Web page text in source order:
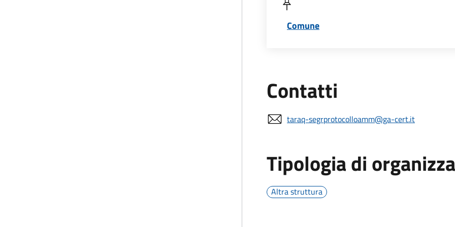
Comune
Contatti
taraq-segrprotocolloamm@ga-cert.it
Tipologia di
Altra struttura